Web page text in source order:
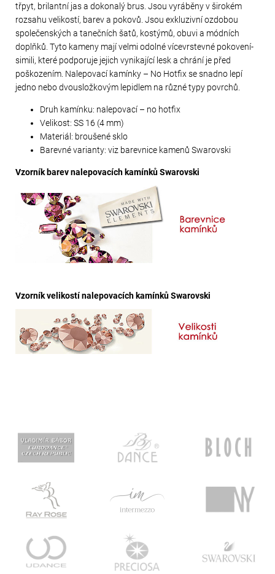
třpyt, brilantní jas a dokonalý brus. Jsou vyráběny v širokém
rozsahu velikostí, barev a pokovů. Jsou exkluzivní ozdobou
společenských a tanečních šatů, kostýmů, obuvi a módních
doplňků. Tyto kameny mají velmi odolné vícevrstevné pokovení-
simili, které podporuje jejich vynikající lesk a chrání je před
poškozením. Nalepovací kamínky – No Hotfix se snadno lepí
jedno nebo dvousložkovým lepidlem na různé typy povrchů.
Druh kamínku: nalepovací – no hotfix
Velikost: SS 16 (4 mm)
Materiál: broušené sklo
Barevné varianty: viz barevnice kamenů Swarovski
Vzorník barev nalepovacích kamínků Swarovski
Vzorník velikostí nalepovacích kamínků Swarovski